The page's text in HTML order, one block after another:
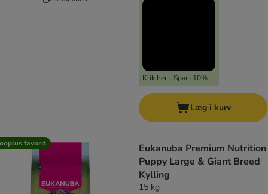
Klik her - Spar -10%
Læg i kurv
favorit
Eukanuba Premium Nutrition
Puppy Large & Giant Breed
Kylling
15 kg